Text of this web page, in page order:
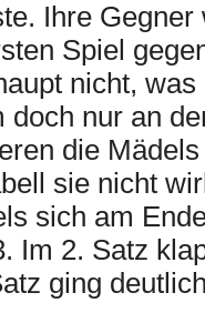
Ihre
Spiel
nicht,
doch nur an
die
sie nicht
sich am
Im 2. Satz
ging